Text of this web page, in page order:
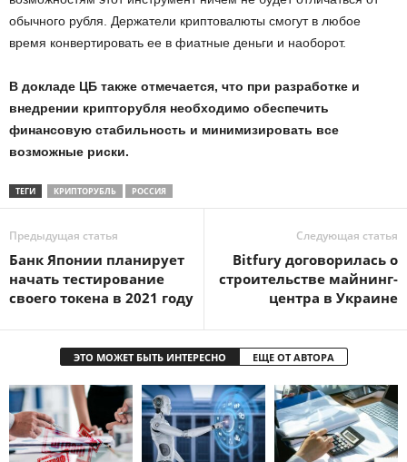
обычного рубля. Держатели криптовалюты смогут в любое
время конвертировать ее в фиатные деньги и наоборот.
В докладе ЦБ также отмечается, что при разработке и
внедрении крипторубля необходимо обеспечить
финансовую стабильность и минимизировать все
возможные риски.
ТЕГИ КРИПТОРУБЛЬ РОССИЯ
Предыдущая статья
Банк Японии планирует
начать тестирование
своего токена в 2021 году
Следующая статья
Bitfury договорилась о
строительстве майнинг-
центра в Украине
ЭТО МОЖЕТ БЫТЬ ИНТЕРЕСНО ЕЩЕ ОТ АВТОРА